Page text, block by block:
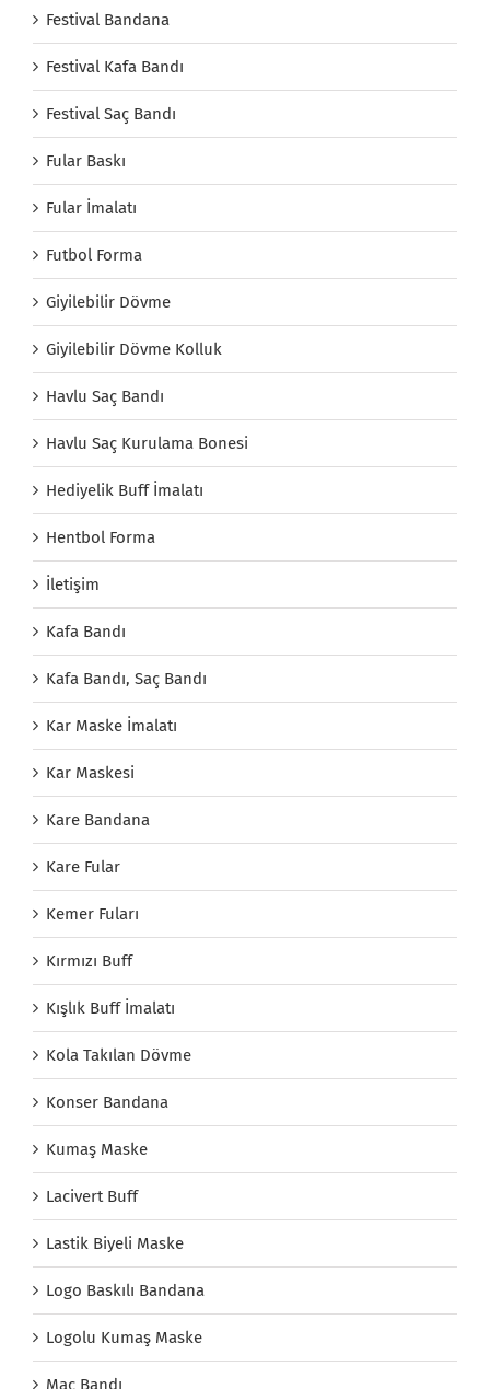
Festival Bandana
Festival Kafa Bandı
Festival Saç Bandı
Fular Baskı
Fular İmalatı
Futbol Forma
Giyilebilir Dövme
Giyilebilir Dövme Kolluk
Havlu Saç Bandı
Havlu Saç Kurulama Bonesi
Hediyelik Buff İmalatı
Hentbol Forma
İletişim
Kafa Bandı
Kafa Bandı, Saç Bandı
Kar Maske İmalatı
Kar Maskesi
Kare Bandana
Kare Fular
Kemer Fuları
Kırmızı Buff
Kışlık Buff İmalatı
Kola Takılan Dövme
Konser Bandana
Kumaş Maske
Lacivert Buff
Lastik Biyeli Maske
Logo Baskılı Bandana
Logolu Kumaş Maske
Maç Bandı